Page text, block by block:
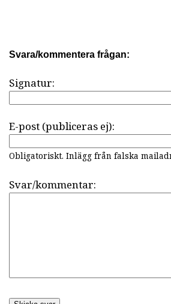
Svara/kommentera frågan:
Signatur:
E-post (publiceras ej):
Obligatoriskt. Inlägg från falska
Svar/kommentar: